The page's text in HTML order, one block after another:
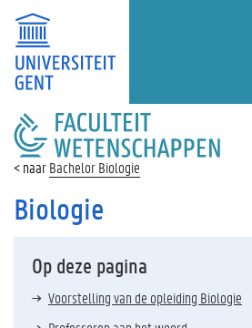
FACULTEIT
WETENSCHAPPEN
Bachelor Biologie
Biologie
Op deze pagina
Voorstelling van de opleiding Biologie